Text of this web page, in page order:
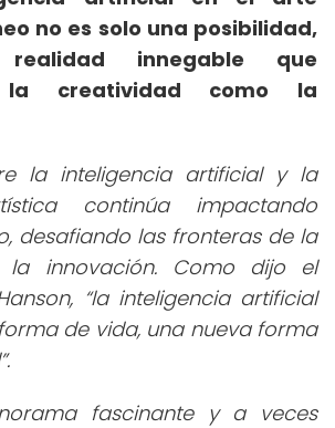
no es solo una posibilidad,
innegable que
la creatividad como la
la inteligencia artificial y la
continúa impactando
desafiando las fronteras de la
la innovación. Como dijo el
la inteligencia artificial
de vida, una nueva forma
.
fascinante y a veces